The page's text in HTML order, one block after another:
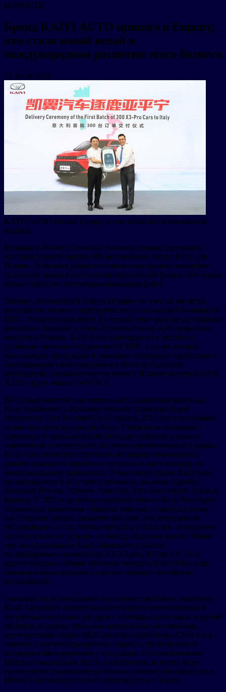
НОВОСТИ
Бренд KAIYI AUTO пришел в Европу,
что стало новой вехой в
международном развитии этого бизнеса
21 июля 2022
KAIYI AUTO entered Europe, a new milestone in international
business
Недавно в Ибине (Сычуань) успешно прошла церемония
поставки первой партии 300 автомобилей марки Kaiyi для
Италии. Успешное развитие итальянского рынка знаменует
успешный выход Kaiyi Auto на европейский рынок. Это новая
веха в стратегии интернационализации Kaiyi.
Экспорт автомобилей Kaiyi в Италию на этот раз является
результатом тесного сотрудничества с итальянской компанией
EMC. Эта компания имеет 15-летний опыт работы по продаже
китайских брендов, а также 65 автосалонов и 26 сервисных
центров в Италии. Kaiyi Auto адаптируется к местным
условиям, активно сотрудничает с EMC в целях лучшей
локализации продукции и оказывает всемерное содействие в
сертификации свой продукции в Италии. Согласно
сообщениям, первая импортируемая в Италию модель KAIYI
X3 Pro будет названа WAVE 3.
По словам заместителя генерального директора компании
Kaiyi Automotive и Исполнительного директора Kaiyi
International Цао Янтяня (Cao Yangtian), 2021 год стал первым
годом экспорта продукции Kaiyi. Глобальная эпидемия и
изменения в экономической ситуации привели к новым
изменениям и перестройке мирового автомобильного рынка.
Kaiyi Auto реализует стратегию интернационализации в
режиме реального времени и активно создает команду по
международному маркетингу. В настоящее время Kaiyi Auto
экспортируется в 20 стран и регионов, включая Африку,
Ближний Восток, Южную Америку, Юго-Восточную Азию и
Европу. В 2022 году международный бизнес Kaiyi Auto будет
управляться рыночным спросом, начиная с таких аспектов,
как создание бренда, развитие каналов, послепродажное
обслуживание и т.д., чтобы бренд Kaiyi Auto мог «неуклонно
продвигаться всё дальше» на международном рынке. Менее
чем за год компания Kaiyi Automotive успешно
экспортировала автомобили X3, X3 pro, X3 pro EV, E5 и
другие модели с общим объемом экспорта более 5000, став
важным новым игроком на рынке экспорта китайских
автомобилей.
Опираясь на региональные преимущества Ибиня, компания
Kaiyi Automotive полностью интегрирует отечественные и
зарубежные полезные ресурсы с помощью различных моделей
экспорта за рубеж, таких как комплектные автомобили,
крупноузловая сборка SKD, мелкоузловая сборка CKD и т.д.,
начиная с изучения рыночного спроса и проводя новые
исследования и разработку продукции с использованием
Интернет-мышления. Пусть потребители по всему миру
почувствуют очарование интеллектуального производства в
Ибине и интеллектуального производства в Китае.